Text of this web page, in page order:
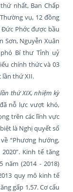
nhất, Ban Chấp
vụ, 12 đồng
Phớc được bầu
Sơn, Nguyễn Xuân
Bí thư Tỉnh uỷ
chính thức và 03
lần thứ XII.
thứ XIX, nhiệm kỳ
nỗ lực vượt khó,
trên các lĩnh vực
là Nghị quyết số
“Phương hướng,
Kinh tế tăng
năm (2014 - 2018)
quy mô kinh tế
gấp 1,57. Cơ cấu